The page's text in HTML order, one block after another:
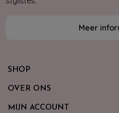
Meer
SHOP
OVER ONS
MIJN ACCOUNT